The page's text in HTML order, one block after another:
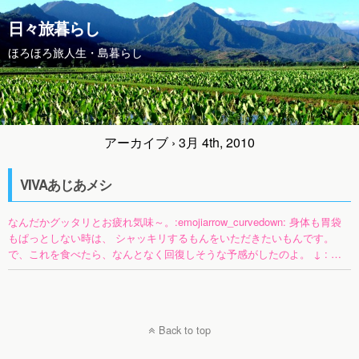
日々旅暮らし
ほろほろ旅人生・島暮らし
アーカイブ › 3月 4th, 2010
VIVAあじあメシ
なんだかグッタリとお疲れ気味～。:emojiarrow_curvedown: 身体も胃袋
もぱっとしない時は、 シャッキリするもんをいただきたいもんです。
で、これを食べたら、なんとなく回復しそうな予感がしたのよ。 ↓ : …
Back to top